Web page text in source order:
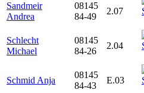
Sandmeir
Andrea
08145
84-49
2.07
Schlecht
Michael
08145
84-26
2.04
Schmid Anja
08145
84-43
E.03